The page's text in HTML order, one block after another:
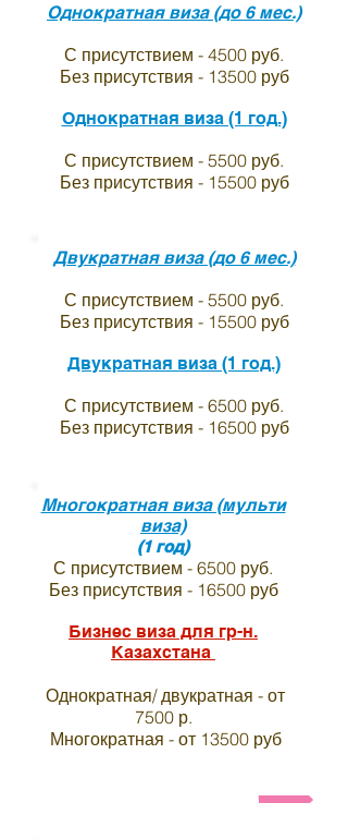
Однократная виза (до 6 мес.)
С присутствием - 4500 руб.
Без присутствия - 13500 руб
Однократная виза (1 год.)
С присутствием - 5500 руб.
Без присутствия - 15500 руб
Многократная виза (мульти
виза)
(1 год)
С присутствием - 6500 руб.
Без присутствия - 16500 руб
Бизнес виза для гр-н.
Казахстана
Однократная/ двукратная - от
7500 р.
Многократная - от 13500 руб
Двукратная виза (до 6 мес.)
С присутствием - 5500 руб.
Без присутствия - 15500 руб
Двукратная виза (1 год.)
С присутствием - 6500 руб.
Без присутствия - 16500 руб
Анкета и список необходимых